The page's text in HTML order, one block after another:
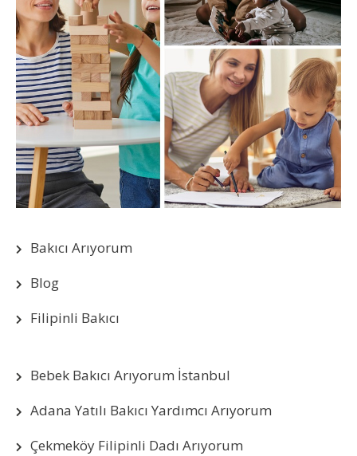
Bakıcı Arıyorum
Blog
Filipinli Bakıcı
Bebek Bakıcı Arıyorum İstanbul
Adana Yatılı Bakıcı Yardımcı Arıyorum
Çekmeköy Filipinli Dadı Arıyorum